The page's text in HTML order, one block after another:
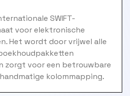
SWIFT-
voor elektronische
Het wordt door vrijwel alle
zorgt voor een betrouwbare
kolommapping.